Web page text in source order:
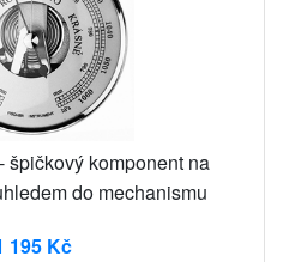
špičkový komponent na
do mechanismu
195 Kč